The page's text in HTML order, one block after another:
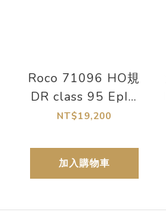
Roco 71096 HO規
DR class 95 EpIV
數位音效同步冒煙
NT$19,200
加入購物車